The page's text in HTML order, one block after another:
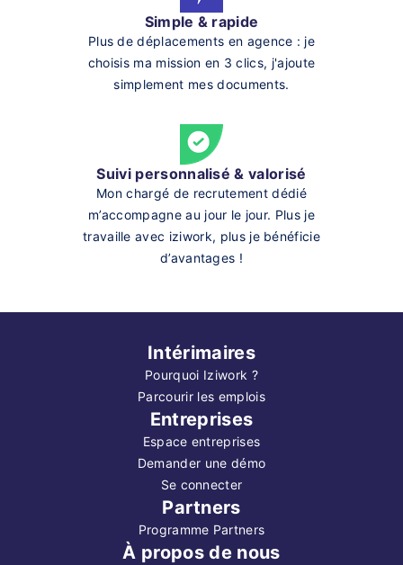
Simple & rapide
Plus de déplacements en agence : je
choisis ma mission en 3 clics, j'ajoute
simplement mes documents.
Suivi personnalisé & valorisé
Mon chargé de recrutement dédié
m’accompagne au jour le jour. Plus je
travaille avec iziwork, plus je bénéficie
d’avantages !
Intérimaires
Pourquoi Iziwork ?
Parcourir les emplois
Entreprises
Espace entreprises
Demander une démo
Se connecter
Partners
Programme Partners
À propos de nous